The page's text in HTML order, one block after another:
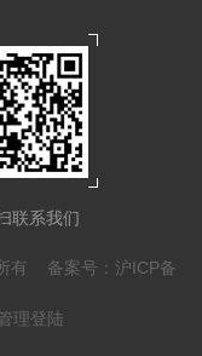
联系我们
有 备案号：沪ICP备
理登陆